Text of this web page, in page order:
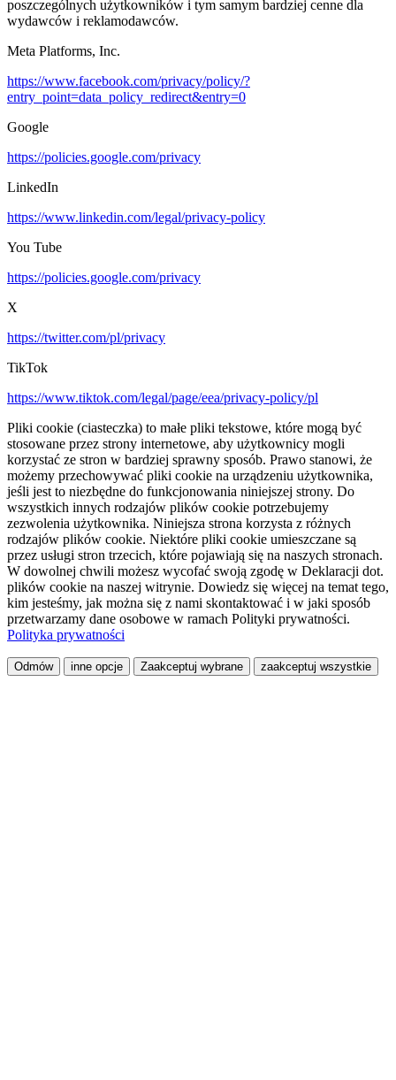
poszczególnych użytkowników i tym samym bardziej cenne dla
wydawców i reklamodawców.
Meta Platforms, Inc.
https://www.facebook.com/privacy/policy/?
entry_point=data_policy_redirect&entry=0
Google
https://policies.google.com/privacy
LinkedIn
https://www.linkedin.com/legal/privacy-policy
You Tube
https://policies.google.com/privacy
X
https://twitter.com/pl/privacy
TikTok
https://www.tiktok.com/legal/page/eea/privacy-policy/pl
Pliki cookie (ciasteczka) to małe pliki tekstowe, które mogą być
stosowane przez strony internetowe, aby użytkownicy mogli
korzystać ze stron w bardziej sprawny sposób. Prawo stanowi, że
możemy przechowywać pliki cookie na urządzeniu użytkownika,
jeśli jest to niezbędne do funkcjonowania niniejszej strony. Do
wszystkich innych rodzajów plików cookie potrzebujemy
zezwolenia użytkownika. Niniejsza strona korzysta z różnych
rodzajów plików cookie. Niektóre pliki cookie umieszczane są
przez usługi stron trzecich, które pojawiają się na naszych stronach.
W dowolnej chwili możesz wycofać swoją zgodę w Deklaracji dot.
plików cookie na naszej witrynie. Dowiedz się więcej na temat tego,
kim jesteśmy, jak można się z nami skontaktować i w jaki sposób
przetwarzamy dane osobowe w ramach Polityki prywatności.
Polityka prywatności
Odmów inne opcje Zaakceptuj wybrane zaakceptuj wszystkie